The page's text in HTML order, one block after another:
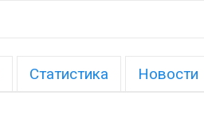
Статистика Новости